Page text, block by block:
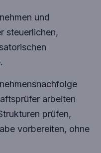
und
steuerlichen,
arbeiten
prüfen,
vorbereiten, ohne